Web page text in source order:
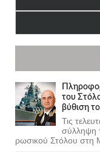
του
βύθιση
Τις
σύλληψη
ρωσικού Στόλου στη